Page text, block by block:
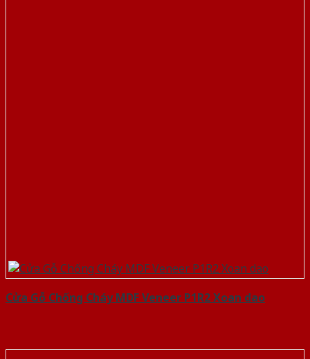
Cửa Gỗ Chống Cháy MDF Veneer P1R2 Xoan dao